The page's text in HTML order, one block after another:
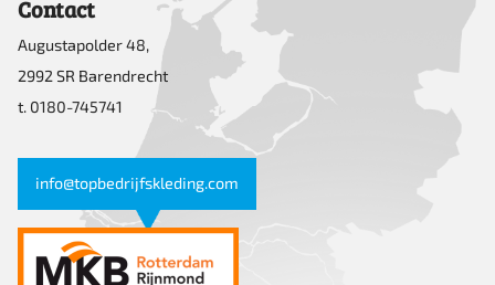
Contact
Augustapolder 48,
2992 SR Barendrecht
t. 0180-745741
info@topbedrijfskleding.com